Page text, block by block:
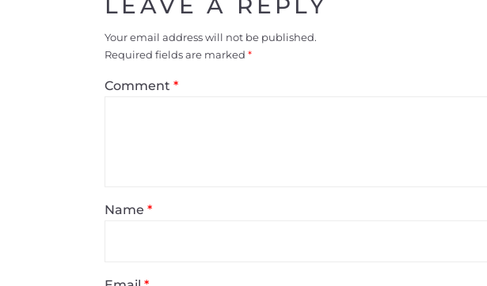
LEAVE A REPLY
Your email address will not be published.
Required fields are marked *
Comment *
Name *